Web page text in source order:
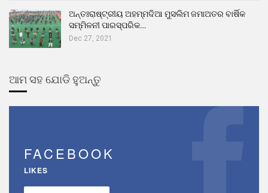
ଅନ୍ତଃରାଷ୍ଟ୍ରୀୟ ଅହମ୍ମଦିଆ ମୁସଲିମ ଜମାଅତର ବାର୍ଷିକ
ସମ୍ମିଳନୀ ପାରସ୍ପରିକ…
Dec 27, 2021
ଆମ ସହ ଯୋଡି ହୁଅନ୍ତୁ
FACEBOOK
LIKES